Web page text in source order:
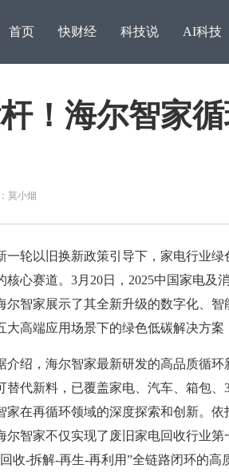
首页 快财经 科技说 AI科技
！海尔智家
莫小烟
以旧换新政策引导下，家电行业绿
核心赛道。3月20日，2025中国家电及
尔智家展示了其全新升级的数字化、
大高端应用场景下的绿色低碳解决方案
，海尔智家最新研发的高品质循环
替代新料，已覆盖家电、汽车、箱包
家在再循环领域的深度探索和创新。
尔智家不仅实现了废旧家电回收行业
收-拆解-再生-再利用”全链路闭环的